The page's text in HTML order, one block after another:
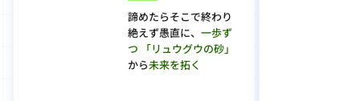
諦めたらそこで終わり
絶えず愚直に、 一歩ず
つ
「リュウグウの砂」
から未来を拓く